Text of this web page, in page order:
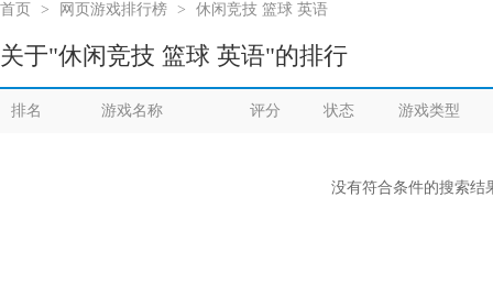
首页 > 网页游戏排行榜 > 休闲竞技 篮球 英语
关于"休闲竞技 篮球 英语"的排行
排名 游戏名称 评分 状态 游戏类型
没有符合条件的搜索结